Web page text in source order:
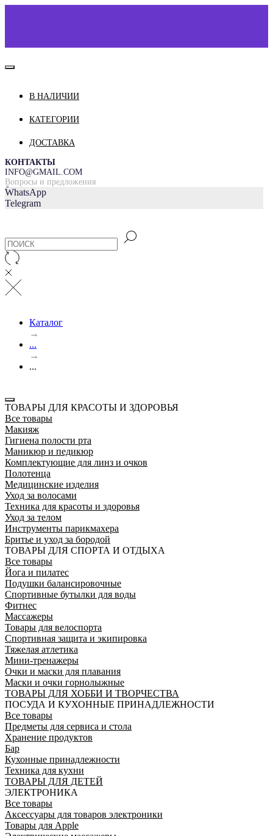
О НАС
ДОСТАВКА И ОПЛАТА
=
В НАЛИЧИИ
КАТЕГОРИИ
ДОСТАВКА
КОНТАКТЫ
INFO@GMAIL.COM
Вопросы и предложения
WhatsApp
Telegram
Каталог
→
...
→
...
ТОВАРЫ ДЛЯ КРАСОТЫ И ЗДОРОВЬЯ
Все товары
Макияж
Гигиена полости рта
Маникюр и педикюр
Комплектующие для линз и очков
Полотенца
Медицинские изделия
Уход за волосами
Техника для красоты и здоровья
Уход за телом
Инструменты парикмахера
Бритье и уход за бородой
ТОВАРЫ ДЛЯ СПОРТА И ОТДЫХА
Все товары
Йога и пилатес
Подушки балансировочные
Спортивные бутылки для воды
Фитнес
Массажеры
Товары для велоспорта
Спортивная защита и экипировка
Тяжелая атлетика
Мини-тренажеры
Очки и маски для плавания
Маски и очки горнолыжные
ТОВАРЫ ДЛЯ ХОББИ И ТВОРЧЕСТВА
ПОСУДА И КУХОННЫЕ ПРИНАДЛЕЖНОСТИ
Все товары
Предметы для сервиса и стола
Хранение продуктов
Бар
Кухонные принадлежности
Техника для кухни
ТОВАРЫ ДЛЯ ДЕТЕЙ
ЭЛЕКТРОНИКА
Все товары
Аксессуары для товаров электроники
Товары для Apple